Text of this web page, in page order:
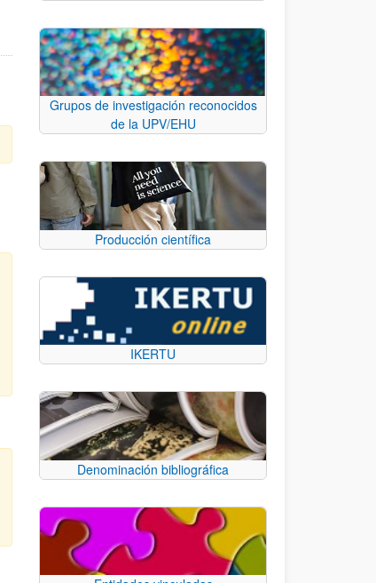
Grupos de investigación reconocidos
de la UPV/EHU
Producción científica
IKERTU
Denominación bibliográfica